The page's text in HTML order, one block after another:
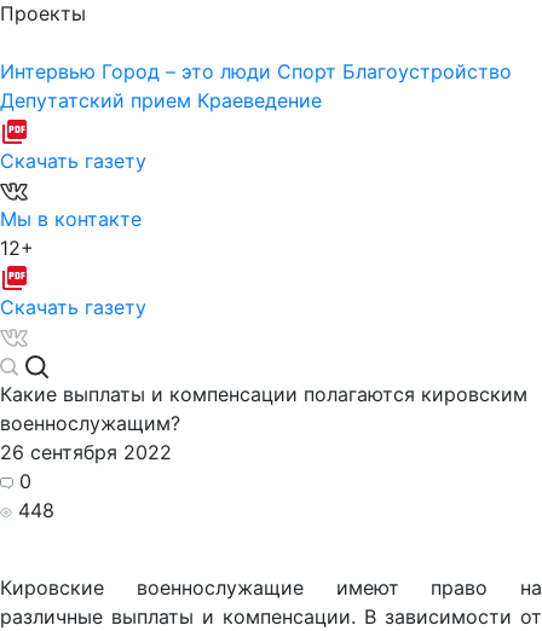
Проекты
Интервью Город – это люди Спорт Благоустройство
Депутатский прием Краеведение
Скачать газету
Мы в контакте
12+
Скачать газету
Какие выплаты и компенсации полагаются кировским
военнослужащим?
26 сентября 2022
0
448
Кировские военнослужащие имеют право на
различные выплаты и компенсации. В зависимости от